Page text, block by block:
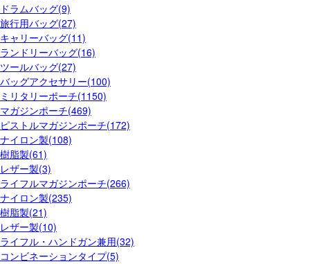
ドラムバッグ(9)
旅行用バッグ(27)
キャリーバッグ(11)
ランドリーバッグ(16)
ツールバッグ(27)
バッグアクセサリー(100)
ミリタリーポーチ(1150)
マガジンポーチ(469)
ピストルマガジンポーチ(172)
ナイロン製(108)
樹脂製(61)
レザー製(3)
ライフルマガジンポーチ(266)
ナイロン製(235)
樹脂製(21)
レザー製(10)
ライフル・ハンドガン兼用(32)
コンビネーションタイプ(5)